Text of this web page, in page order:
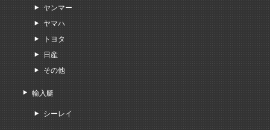
ヤンマー
ヤマハ
トヨタ
日産
その他
輸入艇
シーレイ